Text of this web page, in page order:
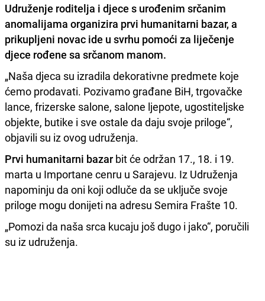
Udruženje roditelja i djece s urođenim srčanim
anomalijama organizira prvi humanitarni bazar, a
prikupljeni novac ide u svrhu pomoći za liječenje
djece rođene sa srčanom manom.
„Naša djeca su izradila dekorativne predmete koje
ćemo prodavati. Pozivamo građane BiH, trgovačke
lance, frizerske salone, salone ljepote, ugostiteljske
objekte, butike i sve ostale da daju svoje priloge“,
objavili su iz ovog udruženja.
Prvi humanitarni bazar bit će održan 17., 18. i 19.
marta u Importane cenru u Sarajevu. Iz Udruženja
napominju da oni koji odluče da se uključe svoje
priloge mogu donijeti na adresu Semira Frašte 10.
„Pomozi da naša srca kucaju još dugo i jako“, poručili
su iz udruženja.